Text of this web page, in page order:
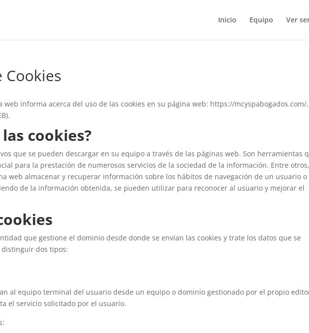
Inicio Equipo Ver
Cookies
la web informa acerca del uso de las cookies en su página web: https://mcyspabogados.com/
cookies?
que se pueden descargar en su equipo a través de las páginas web. Son herramientas
para la prestación de numerosos servicios de la sociedad de la información. Entre otros,
web almacenar y recuperar información sobre los hábitos de navegación de un usuario o
de la información obtenida, se pueden utilizar para reconocer al usuario y mejorar el
que gestione el dominio desde donde se envían las cookies y trate los datos que se
dos tipos:
al equipo terminal del usuario desde un equipo o dominio gestionado por el propio
el servicio solicitado por el usuario.